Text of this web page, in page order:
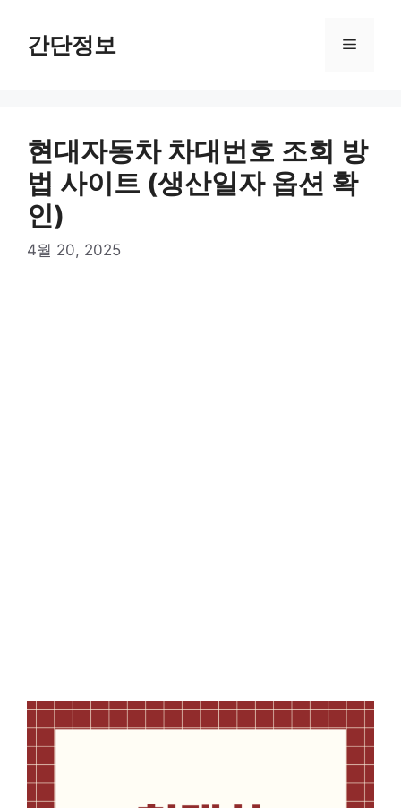
간단정보 메
현대자동차 차대번호 조회 방
법 사이트 (생산일자 옵션 확
인)
4월 20, 2025